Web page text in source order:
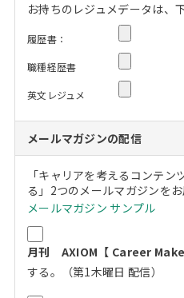
お持ちのレジュメデータは、
履歴書：
職種経歴書
英文レジュメ
メールマガジンの配信
「キャリアを考えるコンテ
る」2つのメールマガジンをお
メールマガジン サンプル
月刊 AXIOM【 Career
する。（第1木曜日 配信）